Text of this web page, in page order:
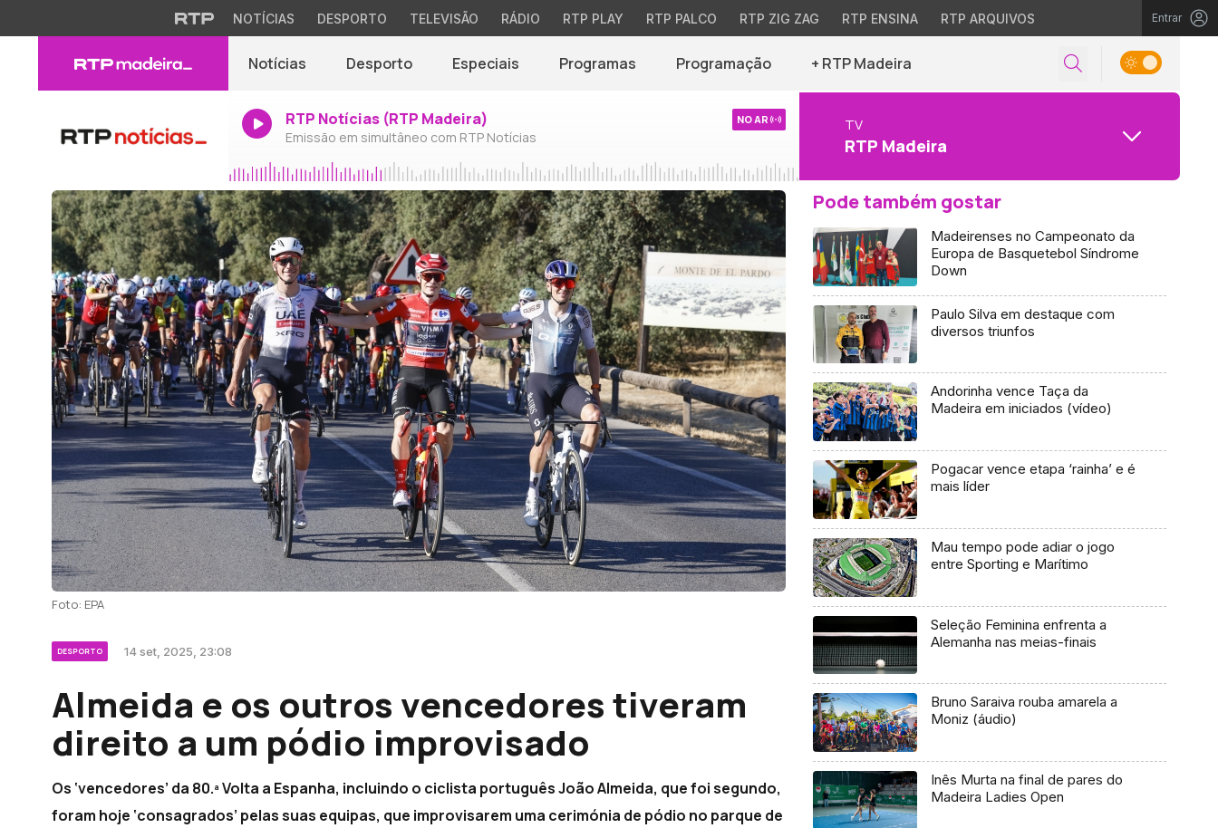
NOTÍCIAS DESPORTO TELEVISÃO RÁDIO RTP PLAY RTP PALCO RTP ZIG ZAG RTP ENSINA RTP ARQUIVOS Entrar
Notícias Desporto Especiais Programas Programação + RTP Madeira
RTP Notícias (RTP Madeira)
Emissão em simultâneo com RTP Notícias
NO AR TV
RTP Madeira
Foto: EPA
DESPORTO 14 set, 2025, 23:08
Almeida e os outros vencedores tiveram
direito a um pódio improvisado
Os ‘vencedores’ da 80.ª Volta a Espanha, incluindo o ciclista português João Almeida, que foi segundo,
foram hoje ‘consagrados’ pelas suas equipas, que improvisarem uma cerimónia de pódio no parque de
Pode também gostar
Madeirenses no Campeonato da
Europa de Basquetebol Síndrome
Down
Paulo Silva em destaque com
diversos triunfos
Andorinha vence Taça da
Madeira em iniciados (vídeo)
Pogacar vence etapa ‘rainha’ e é
mais líder
Mau tempo pode adiar o jogo
entre Sporting e Marítimo
Seleção Feminina enfrenta a
Alemanha nas meias-finais
Bruno Saraiva rouba amarela a
Moniz (áudio)
Inês Murta na final de pares do
Madeira Ladies Open